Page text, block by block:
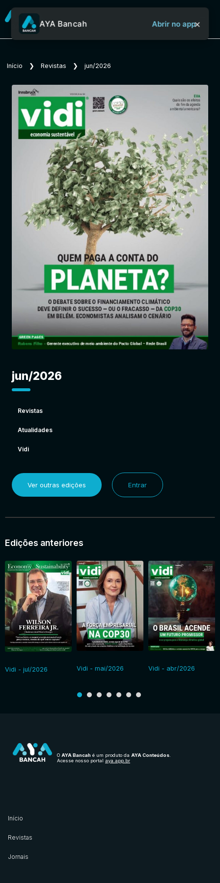
Sobre o Aya Bancah
Revistas
Jornais
Notícias
AYA Bancah Abrir no app×
Início ❯ Revistas ❯ jun/2026
jun/2026
Revistas
Atualidades
Vidi
Ver outras edições Entrar
Edições anteriores
Vidi - jul/2026 Vidi - mai/2026 Vidi - abr/2026
O AYA Bancah é um produto da AYA Conteúdos
Acesse nosso portal aya.app.br
Início
Revistas
Jornais